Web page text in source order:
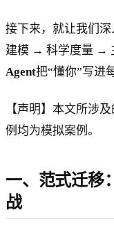
接下来，就让我们
建模 → 科学度量 →
Agent把“懂你”写进
【声明】本文所涉
例均为模拟案例。
一、范式迁移
战